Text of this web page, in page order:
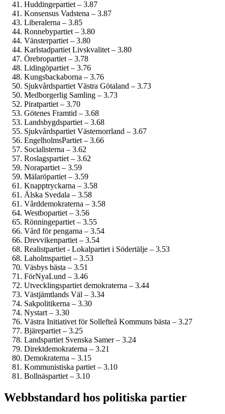
Huddingepartiet – 3.87
Konsensus Vadstena – 3.87
Liberalerna – 3.85
Ronnebypartiet – 3.80
Vänsterpartiet – 3.80
Karlstadpartiet Livskvalitet – 3.80
Örebropartiet – 3.78
Lidingöpartiet – 3.76
Kungsbackaborna – 3.76
Sjukvårdspartiet Västra Götaland – 3.73
Medborgerlig Samling – 3.73
Piratpartiet – 3.70
Götenes Framtid – 3.68
Landsbygdspartiet – 3.68
Sjukvårdspartiet Västernorrland – 3.67
EngelholmsPartiet – 3.66
Socialisterna – 3.62
Roslagspartiet – 3.62
Norapartiet – 3.59
Mälaröpartiet – 3.59
Knapptryckarna – 3.58
Älska Svedala – 3.58
Vårddemokraterna – 3.58
Westbopartiet – 3.56
Rönningepartiet – 3.55
Vård för pengarna – 3.54
Drevvikenpartiet – 3.54
Realistpartiet - Lokalpartiet i Södertälje – 3.53
Laholmspartiet – 3.53
Väsbys bästa – 3.51
FörNyaLund – 3.46
Utvecklingspartiet demokraterna – 3.44
Västjämtlands Väl – 3.34
Sakpolitikerna – 3.30
Nystart – 3.30
Västra Initiativet för Sollefteå Kommuns bästa – 3.27
Bjärepartiet – 3.25
Landspartiet Svenska Samer – 3.24
Direktdemokraterna – 3.21
Demokraterna – 3.15
Kommunistiska partiet – 3.10
Bollnäspartiet – 3.10
Webbstandard hos politiska partier